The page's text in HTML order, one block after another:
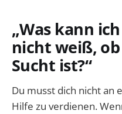
„Was kann
nicht weiß,
Sucht ist?“
Du musst dich nicht an
Hilfe zu verdienen.